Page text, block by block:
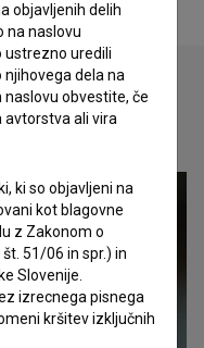
objavljenih delih
na naslovu
ustrezno uredili
dela na
naslovu obvestite, če
ali vira
ki so objavljeni na
kot blagovne
z Zakonom o
51/06 in spr.) in
Slovenije.
izrecnega pisnega
kršitev izključnih